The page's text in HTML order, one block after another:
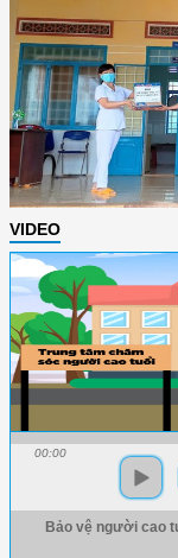
VIDEO
00:00
Bảo vệ người cao